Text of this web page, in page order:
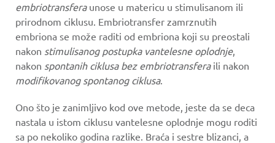
embriotransfera unose u matericu u stimulisanom ili
prirodnom ciklusu. Embriotransfer zamrznutih
embriona se može raditi od embriona koji su preostali
nakon stimulisanog postupka vantelesne oplodnje,
nakon spontanih ciklusa bez embriotransferaili nakon
modifikovanog spontanog ciklusa.
Ono što je zanimljivo kod ove metode, jeste da se deca
nastala u istom ciklusu vantelesne oplodnje mogu roditi
sa po nekoliko godina razlike. Braća i sestre blizanci, a